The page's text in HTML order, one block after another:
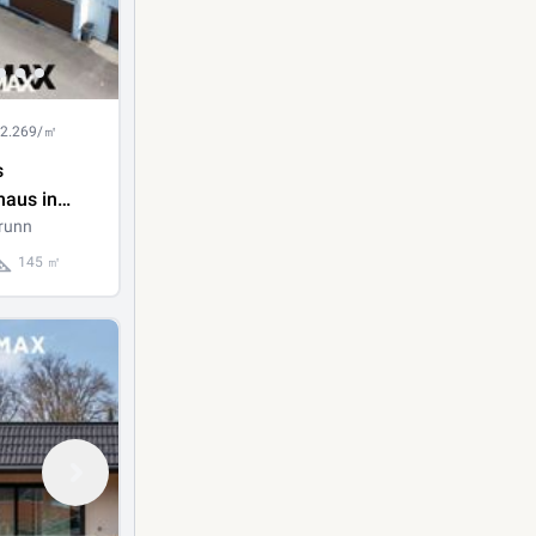
㎡
in
145 ㎡